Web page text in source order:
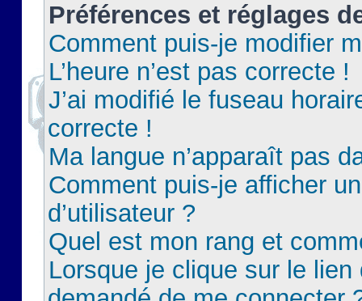
Préférences et réglages
Comment puis-je modifier
L’heure n’est pas correcte !
J’ai modifié le fuseau
correcte !
Ma langue n’apparaît pas
Comment puis-je afficher
d’utilisateur ?
Quel est mon rang et
Lorsque je clique sur le lien